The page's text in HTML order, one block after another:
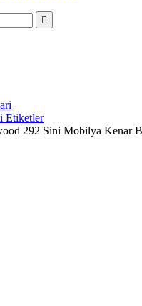

Etiketler
292 Sini Mobilya Kenar